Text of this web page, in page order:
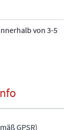
von 3-5
GPSR)